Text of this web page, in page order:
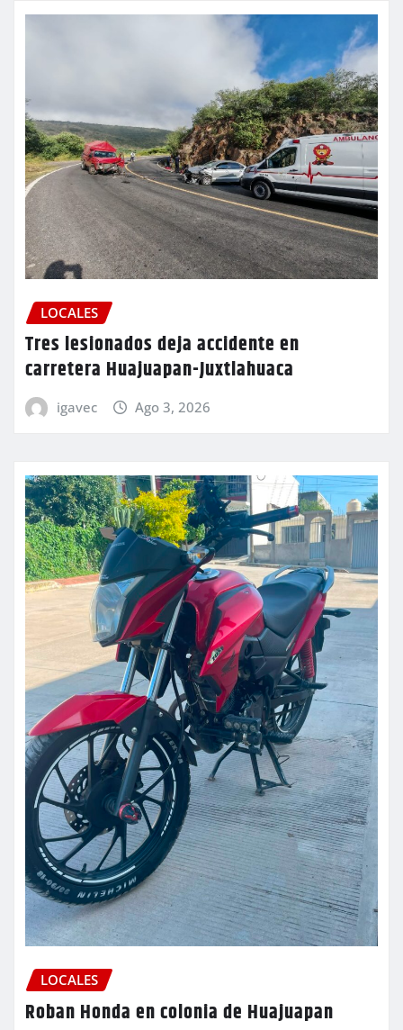
LOCALES
Tres lesionados deja accidente en
carretera Huajuapan-Juxtlahuaca
igavec Ago 3, 2026
LOCALES
Roban Honda en colonia de Huajuapan